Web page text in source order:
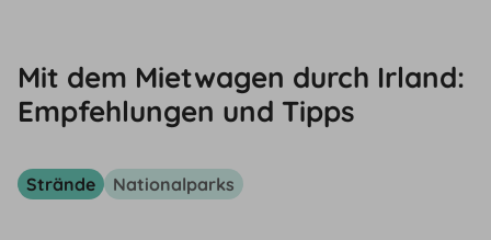
Mit dem Mietwagen durch Irland:
Empfehlungen und Tipps
Strände Nationalparks